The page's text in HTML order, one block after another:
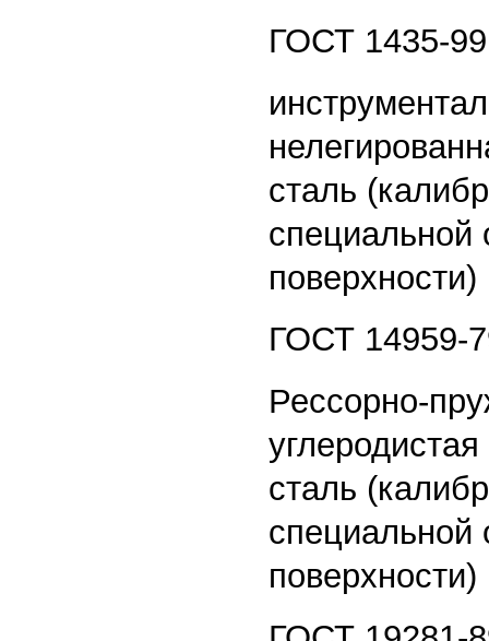
ГОСТ 1435-99
сталь
специальной
поверхности)
ГОСТ 14959-
Рессорно-
сталь
специальной
поверхности)